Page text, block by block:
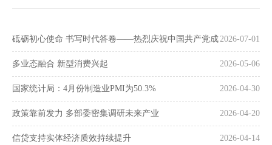
县域服务
案例中心
联系我们
2026-07-01
砥砺初心使命 书写时代答卷——热烈庆祝中国共产党成
立105周年 2026-05-06
多业态融合 新型消费兴起
2026-04-30
国家统计局：4月份制造业PMI为50.3%
2026-04-20
政策靠前发力 多部委密集调研未来产业
2026-04-14
信贷支持实体经济质效持续提升